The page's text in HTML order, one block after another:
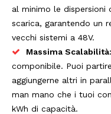
al minimo le dispersioni
scarica, garantendo un
vecchi sistemi a 48V.
Massima Scalabilità:
componibile. Puoi
aggiungerne altri in
man mano che i tuoi
kWh di capacità.